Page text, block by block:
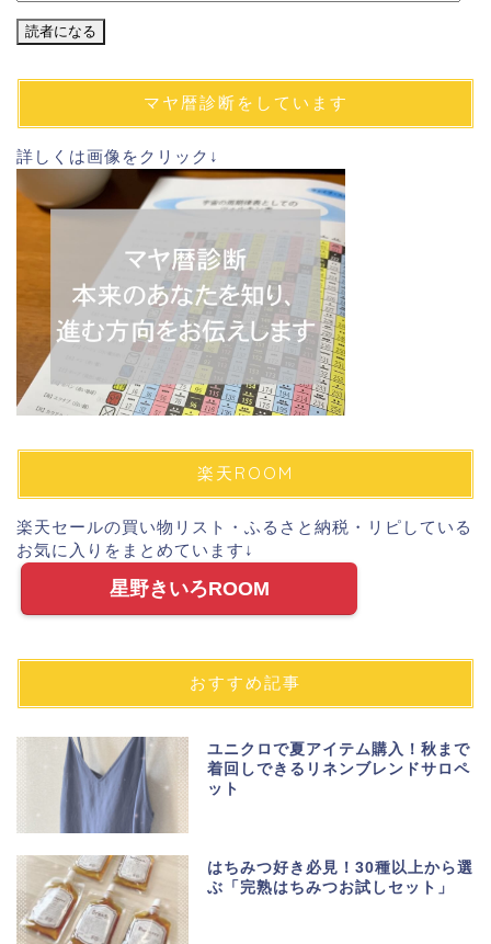
ル
ド
ス
マヤ暦診断をしています
詳しくは画像をクリック↓
楽天ROOM
楽天セールの買い物リスト・ふるさと納税・リピしている
お気に入りをまとめています↓
星野きいろROOM
おすすめ記事
ユニクロで夏アイテム購入！秋まで
着回しできるリネンブレンドサロペ
ット
はちみつ好き必見！30種以上から選
ぶ「完熟はちみつお試しセット」